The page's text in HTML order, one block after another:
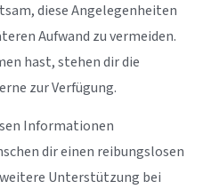
diese Angelegenheiten
Aufwand zu vermeiden.
hast, stehen dir die
zur Verfügung.
Informationen
dir einen reibungslosen
Unterstützung bei